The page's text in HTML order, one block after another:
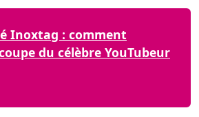
Inoxtag : comment
du célèbre YouTubeur